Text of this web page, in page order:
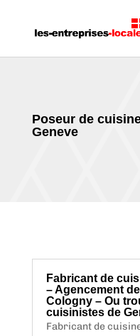
Poseur de
Geneve
Fabricant de
– Agencement
Cologny – Ou
cuisinistes de
Fabricant de